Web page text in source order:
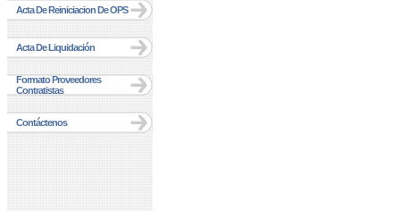
Acta De Reiniciacion De OPS
Acta De Liquidación
Formato Proveedores
Contratistas
Contáctenos